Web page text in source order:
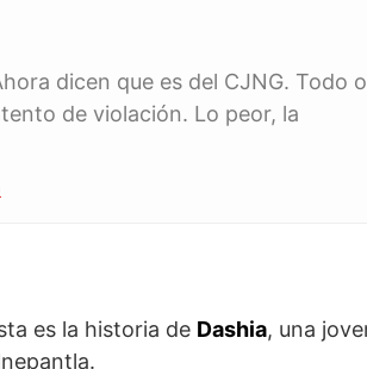
dicen que es del CJNG. Todo
de violación. Lo peor, la
es la historia de Dashia, una